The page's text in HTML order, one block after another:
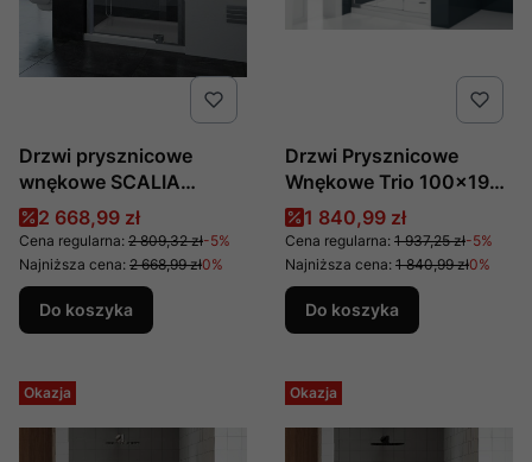
Drzwi prysznicowe
wnękowe SCALIA
produkcji New Trendy
90x200
Cena promocyjna
2 668,99 zł
Cena regularna: 2 809,32 zł-5%
Najniższa cena: 2 668,99 zł0%
Do koszyka
Drzwi Prysznicowe
Wnękowe Trio 100x190
Cm Produkcji New
Trendy D-0188a - Ntk
Cena promocyjna
1 840,99 zł
Cena regularna: 1 937,25 zł-5%
Najniższa cena: 1 840,99 zł0%
Do koszyka
Okazja Okazja